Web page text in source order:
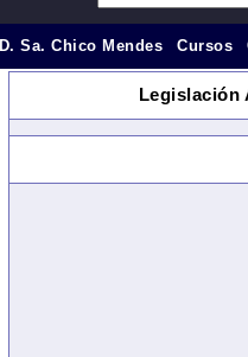
D. Sa. Chico Mendes Cursos
Legislación